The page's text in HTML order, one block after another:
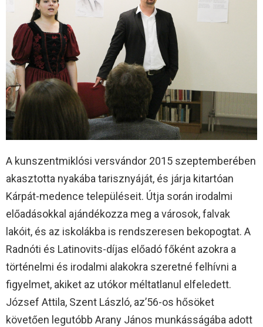
A kunszentmiklósi versvándor 2015 szeptemberében
akasztotta nyakába tarisznyáját, és járja kitartóan
Kárpát-medence településeit. Útja során irodalmi
előadásokkal ajándékozza meg a városok, falvak
lakóit, és az iskolákba is rendszeresen bekopogtat. A
Radnóti és Latinovits-díjas előadó főként azokra a
történelmi és irodalmi alakokra szeretné felhívni a
figyelmet, akiket az utókor méltatlanul elfeledett.
József Attila, Szent László, az’56-os hősöket
követően legutóbb Arany János munkásságába adott